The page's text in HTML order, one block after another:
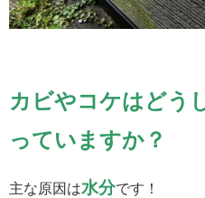
カビやコケはどう
っていますか？
主な原因は水分です！